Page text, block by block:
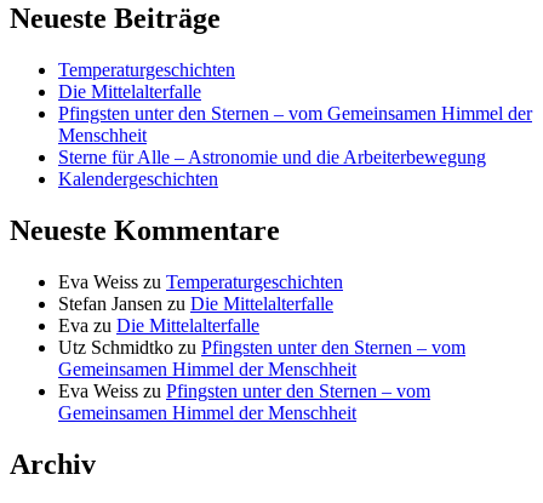
Neueste Beiträge
Temperaturgeschichten
Die Mittelalterfalle
Pfingsten unter den Sternen – vom Gemeinsamen Himmel der
Menschheit
Sterne für Alle – Astronomie und die Arbeiterbewegung
Kalendergeschichten
Neueste Kommentare
Eva Weiss zu Temperaturgeschichten
Stefan Jansen zu Die Mittelalterfalle
Eva zu Die Mittelalterfalle
Utz Schmidtko zu Pfingsten unter den Sternen – vom
Gemeinsamen Himmel der Menschheit
Eva Weiss zu Pfingsten unter den Sternen – vom
Gemeinsamen Himmel der Menschheit
Archiv